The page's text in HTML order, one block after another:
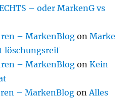
– oder MarkenG vs
– MarkenBlog onMarke
löschungsreif
– MarkenBlog onKein
– MarkenBlog onAlles